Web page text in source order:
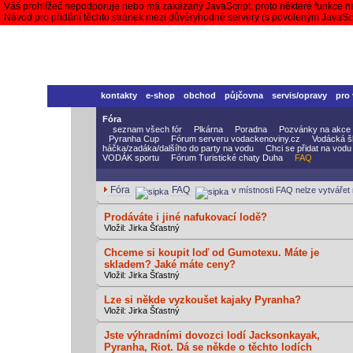
Váš prohlížeč nepodporuje nebo má zakázaný JavaScript, proto některé funkce
Návod pro přidání těchto stránek mezi důvěryhodné servery (s povoleným
kontakty e-shop obchod půjčovna servis/opravy pro
Fóra
seznam všech fór
Plkárna Poradna
Pozvánky na akce
Pyranha Cup
Fórum serveru vodackenoviny.cz
Vodácká
háčka/zadáka/dalšího do party na vodu
Chci se přidat na vodu
VODÁK sportu
Fórum Turistické chaty Duha FAQ
Fóra FAQ v místnosti FAQ nelze vytvářet
Prodáváte i jiné nafukovací lodě?
Vložil: Jirka Šťastný
Chceme si koupit loď od Gumotexu. Máte je
skladem? Jaké máte ceny?
Vložil: Jirka Šťastný
Lze si někde vyzkoušet kajaky Pyranha?
Vložil: Jirka Šťastný
Jste výhradními dovozci lodí Jacksonkayak,
Pyranha, Riot. Dá se někde o těchto lodích